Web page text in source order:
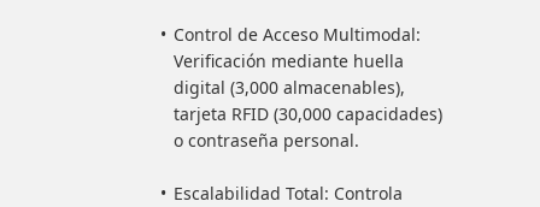
Control de Acceso Multimodal:
Verificación mediante huella
digital (3,000 almacenables),
tarjeta RFID (30,000 capacidades)
o contraseña personal.
Escalabilidad Total: Controla